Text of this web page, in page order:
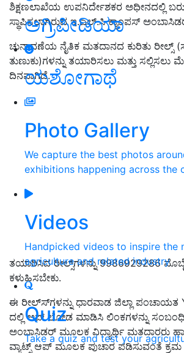
ಅಗ್ರಿಪೀಡಿಯಾ
ಯಶೋಗಾಥೆ
Photo Gallery
We capture the best photos
exhibitions happening across the
Videos
Handpicked videos to inspire the
agriculture and related industry
Quiz
Take a quiz and test your
ಶಿಕ್ಷಣಲಾಖೆಯ ಉಪನಿರ್ದೇಶಕರ ಅಧೀನದಲ್ಲಿ
ಸ್ಥಾಪಿಸಲಾಗಿರುವ ಇ.ಎಲ್.ಸಿ ಕ್ಯಾಂಪಸ್
ಚುನಾವಣೆಯ ನೈತಿಕ ಮತದಾನದ ಕುರಿತು ರೀಲ್ಸ್
ತುಣುಕು)ಗಳನ್ನು ತಯಾರಿಸಲು ಮತ್ತು
ದಿನವಾಗಿದೆ.
ತಯಾರಿಸಿದ ರೀಲ್ಸ್‌ಗಳನ್ನು 9986929286
ಕಳುಹಿಸಬೇಕು.
ಈ ರೀಲ್ಸ್‍ಗಳನ್ನು ಧಾರವಾಡ ಜಿಲ್ಲಾ ಪಂಚಾಯತ
ದಲ್ಲಿ ಅಪ್ ಲೋಡ ಮಾಡಿಸಿ ಲಿಂಕಗಳನ್ನು
ಅಂಬಾಸಿಡರ್ ಮೂಲಕ ವಿದ್ಯಾರ್ಥಿ ಮತದಾರರು
ವ್ಯಾಟ್ಸ್ ಆಪ್ ಮೂಲಕ ಪುಚಾರ ಪಡಿಸುವಂತೆ ಕ್ರಮ